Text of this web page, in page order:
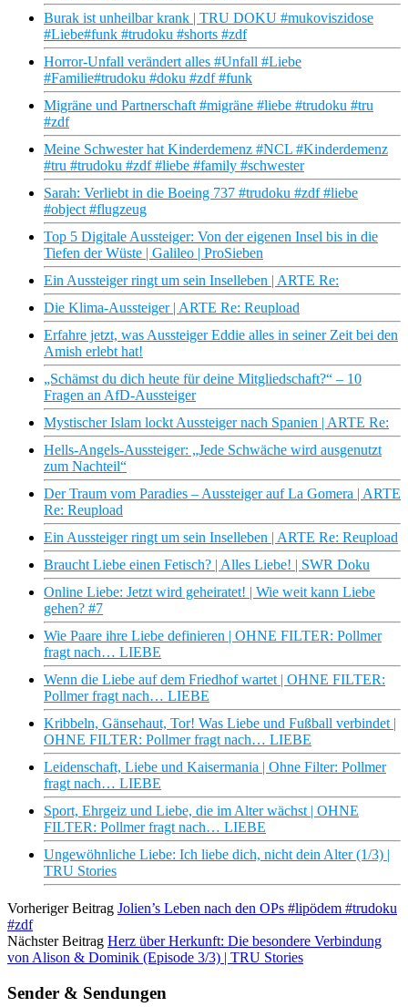
Burak ist unheilbar krank | TRU DOKU #mukoviszidose
#Liebe#funk #trudoku #shorts #zdf
Horror-Unfall verändert alles #Unfall #Liebe
#Familie#trudoku #doku #zdf #funk
Migräne und Partnerschaft #migräne #liebe #trudoku #tru
#zdf
Meine Schwester hat Kinderdemenz #NCL #Kinderdemenz
#tru #trudoku #zdf #liebe #family #schwester
Sarah: Verliebt in die Boeing 737 #trudoku #zdf #liebe
#object #flugzeug
Top 5 Digitale Aussteiger: Von der eigenen Insel bis in die
Tiefen der Wüste | Galileo | ProSieben
Ein Aussteiger ringt um sein Inselleben | ARTE Re:
Die Klima-Aussteiger | ARTE Re: Reupload
Erfahre jetzt, was Aussteiger Eddie alles in seiner Zeit bei den
Amish erlebt hat!
„Schämst du dich heute für deine Mitgliedschaft?“ – 10
Fragen an AfD-Aussteiger
Mystischer Islam lockt Aussteiger nach Spanien | ARTE Re:
Hells-Angels-Aussteiger: „Jede Schwäche wird ausgenutzt
zum Nachteil“
Der Traum vom Paradies – Aussteiger auf La Gomera | ARTE
Re: Reupload
Ein Aussteiger ringt um sein Inselleben | ARTE Re: Reupload
Braucht Liebe einen Fetisch? | Alles Liebe! | SWR Doku
Online Liebe: Jetzt wird geheiratet! | Wie weit kann Liebe
gehen? #7
Wie Paare ihre Liebe definieren | OHNE FILTER: Pollmer
fragt nach… LIEBE
Wenn die Liebe auf dem Friedhof wartet | OHNE FILTER:
Pollmer fragt nach… LIEBE
Kribbeln, Gänsehaut, Tor! Was Liebe und Fußball verbindet |
OHNE FILTER: Pollmer fragt nach… LIEBE
Leidenschaft, Liebe und Kaisermania | Ohne Filter: Pollmer
fragt nach… LIEBE
Sport, Ehrgeiz und Liebe, die im Alter wächst | OHNE
FILTER: Pollmer fragt nach… LIEBE
Ungewöhnliche Liebe: Ich liebe dich, nicht dein Alter (1/3) |
TRU Stories
Vorheriger Beitrag Jolien’s Leben nach den OPs #lipödem #trudoku
#zdf
Nächster Beitrag Herz über Herkunft: Die besondere Verbindung
von Alison & Dominik (Episode 3/3) | TRU Stories
Sender & Sendungen